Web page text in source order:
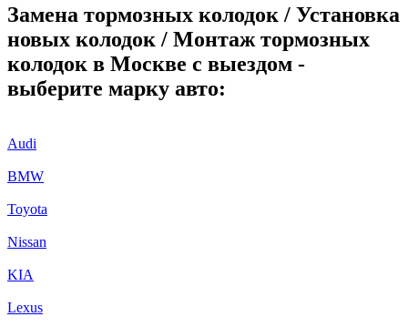
Замена тормозных колодок / Установка
новых колодок / Монтаж тормозных
колодок в Москве с выездом -
выберите марку авто:
Audi
BMW
Toyota
Nissan
KIA
Lexus